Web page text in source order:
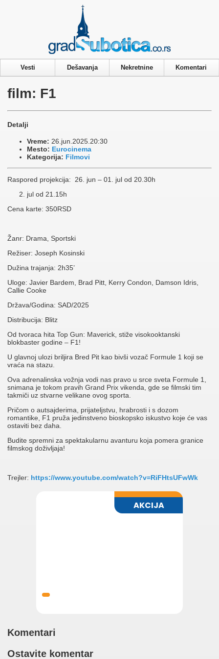
Vesti Dešavanja Nekretnine Komentari
film: F1
Detalji
Vreme: 26.jun.2025.20:30
Mesto: Eurocinema
Kategorija: Filmovi
Raspored projekcija: 26. jun – 01. jul od 20.30h
jul od 21.15h
Cena karte: 350RSD
Žanr: Drama, Sportski
Režiser: Joseph Kosinski
Dužina trajanja: 2h35’
Uloge: Javier Bardem, Brad Pitt, Kerry Condon, Damson Idris,
Callie Cooke
Država/Godina: SAD/2025
Distribucija: Blitz
Od tvoraca hita Top Gun: Maverick, stiže visokooktanski
blokbaster godine – F1!
U glavnoj ulozi briljira Bred Pit kao bivši vozač Formule 1 koji se
vraća na stazu.
Ova adrenalinska vožnja vodi nas pravo u srce sveta Formule 1,
snimana je tokom pravih Grand Prix vikenda, gde se filmski tim
takmiči uz stvarne velikane ovog sporta.
Pričom o autsajderima, prijateljstvu, hrabrosti i s dozom
romantike, F1 pruža jedinstveno bioskopsko iskustvo koje će vas
ostaviti bez daha.
Budite spremni za spektakularnu avanturu koja pomera granice
filmskog doživljaja!
Trejler: https://www.youtube.com/watch?v=RiFHtsUFwWk
Komentari
Ostavite komentar
Privacy & Cookies Policy